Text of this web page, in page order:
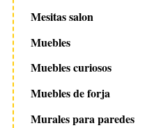
Mesitas salon
Muebles
Muebles curiosos
Muebles de forja
Murales para paredes